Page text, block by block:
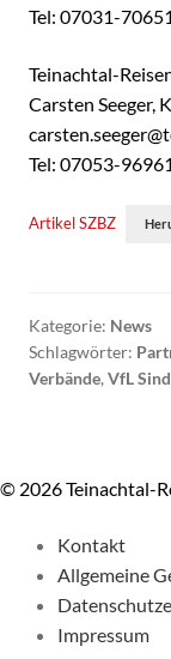
Tel: 07031-
Teinachtal-
Carsten Seeger,
Tel: 07053-
Artikel SZBZ
Kategorie: News
Schlagwörter:
Verbände, VfL
© 2026 Teinachtal-
Kontakt
Allgemeine
Impressum